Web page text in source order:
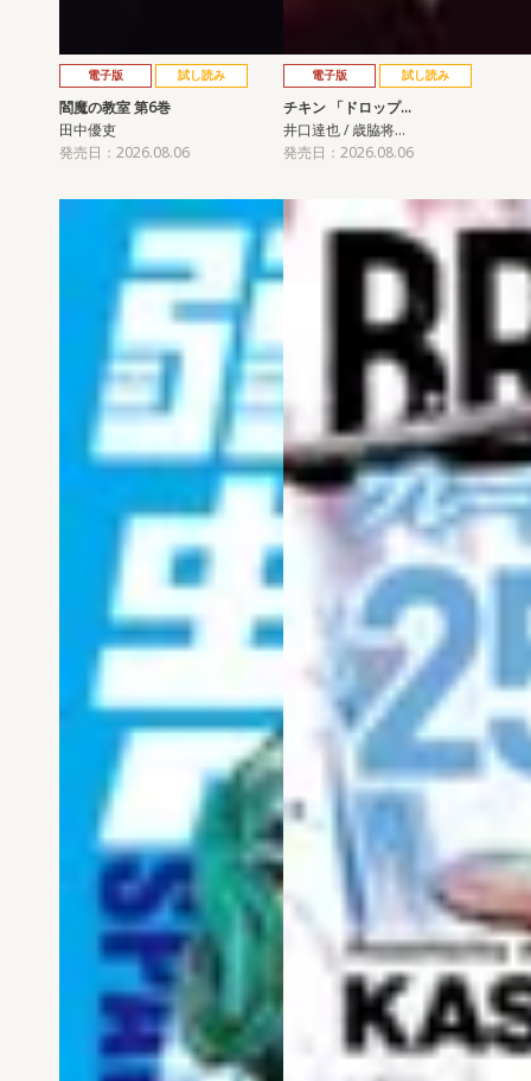
電子版 試し読み
閻魔の教室 第6巻
田中優吏
発売日：2026.08.06
電子版 試し読み
チキン 「ドロップ…
井口達也 / 歳脇将…
発売日：2026.08.06